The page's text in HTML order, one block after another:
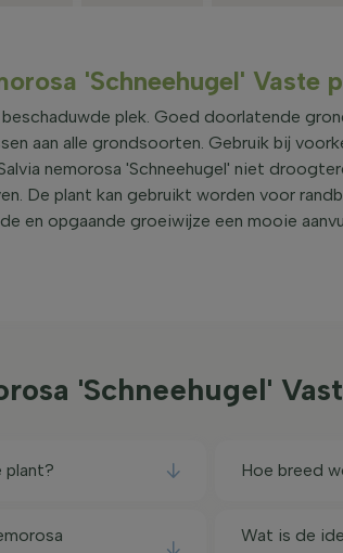
'Schneehugel' Vaste
plek. Goed doorlatende
aan alle grondsoorten. Gebruik bij
nemorosa 'Schneehugel' niet
De plant kan gebruikt worden voor
en opgaande groeiwijze een mooie
'Schneehugel'
plant? Hoe breed
Wat is de